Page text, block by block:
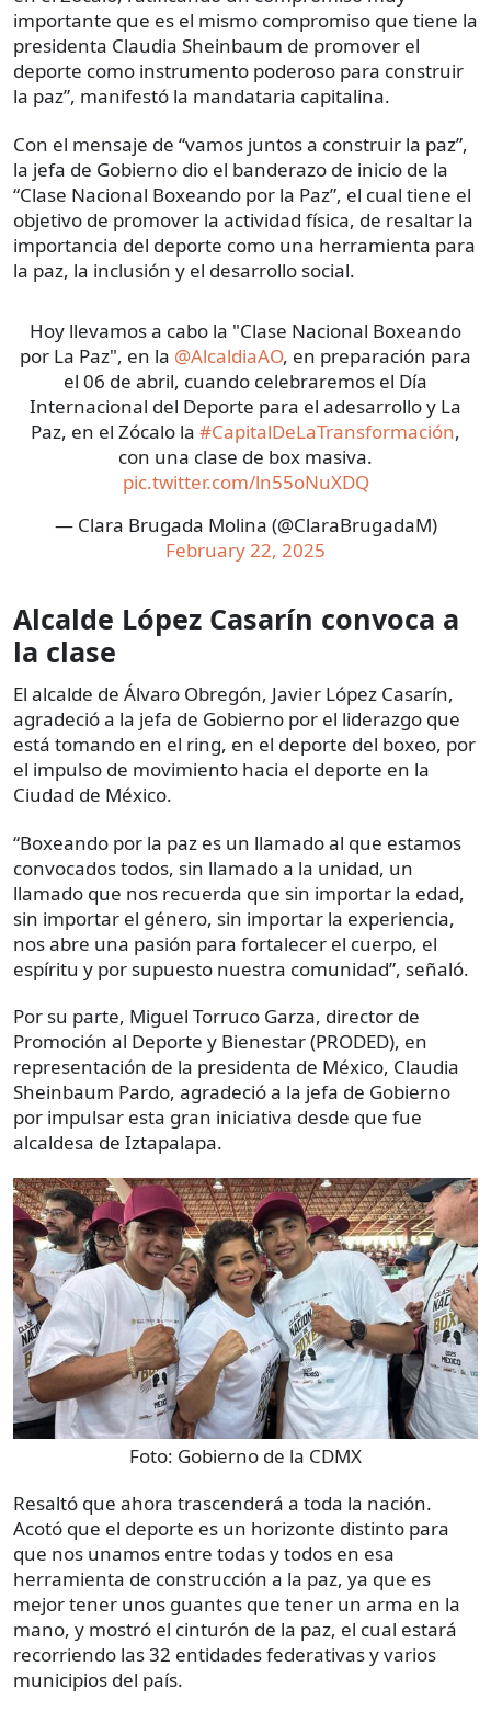
importante que es el mismo compromiso que tiene la
presidenta Claudia Sheinbaum de promover el
deporte como instrumento poderoso para construir
la paz”, manifestó la mandataria capitalina.
Con el mensaje de “vamos juntos a construir la paz”,
la jefa de Gobierno dio el banderazo de inicio de la
“Clase Nacional Boxeando por la Paz”, el cual tiene el
objetivo de promover la actividad física, de resaltar la
importancia del deporte como una herramienta para
la paz, la inclusión y el desarrollo social.
Hoy llevamos a cabo la "Clase Nacional Boxeando
por La Paz", en la @AlcaldiaAO, en preparación para
el 06 de abril, cuando celebraremos el Día
Internacional del Deporte para el adesarrollo y La
Paz, en el Zócalo la #CapitalDeLaTransformación,
con una clase de box masiva.
pic.twitter.com/ln55oNuXDQ
— Clara Brugada Molina (@ClaraBrugadaM)
February 22, 2025
Alcalde López Casarín convoca a
la clase
El alcalde de Álvaro Obregón, Javier López Casarín,
agradeció a la jefa de Gobierno por el liderazgo que
está tomando en el ring, en el deporte del boxeo, por
el impulso de movimiento hacia el deporte en la
Ciudad de México.
“Boxeando por la paz es un llamado al que estamos
convocados todos, sin llamado a la unidad, un
llamado que nos recuerda que sin importar la edad,
sin importar el género, sin importar la experiencia,
nos abre una pasión para fortalecer el cuerpo, el
espíritu y por supuesto nuestra comunidad”, señaló.
Por su parte, Miguel Torruco Garza, director de
Promoción al Deporte y Bienestar (PRODED), en
representación de la presidenta de México, Claudia
Sheinbaum Pardo, agradeció a la jefa de Gobierno
por impulsar esta gran iniciativa desde que fue
alcaldesa de Iztapalapa.
Foto: Gobierno de la CDMX
Resaltó que ahora trascenderá a toda la nación.
Acotó que el deporte es un horizonte distinto para
que nos unamos entre todas y todos en esa
herramienta de construcción a la paz, ya que es
mejor tener unos guantes que tener un arma en la
mano, y mostró el cinturón de la paz, el cual estará
recorriendo las 32 entidades federativas y varios
municipios del país.